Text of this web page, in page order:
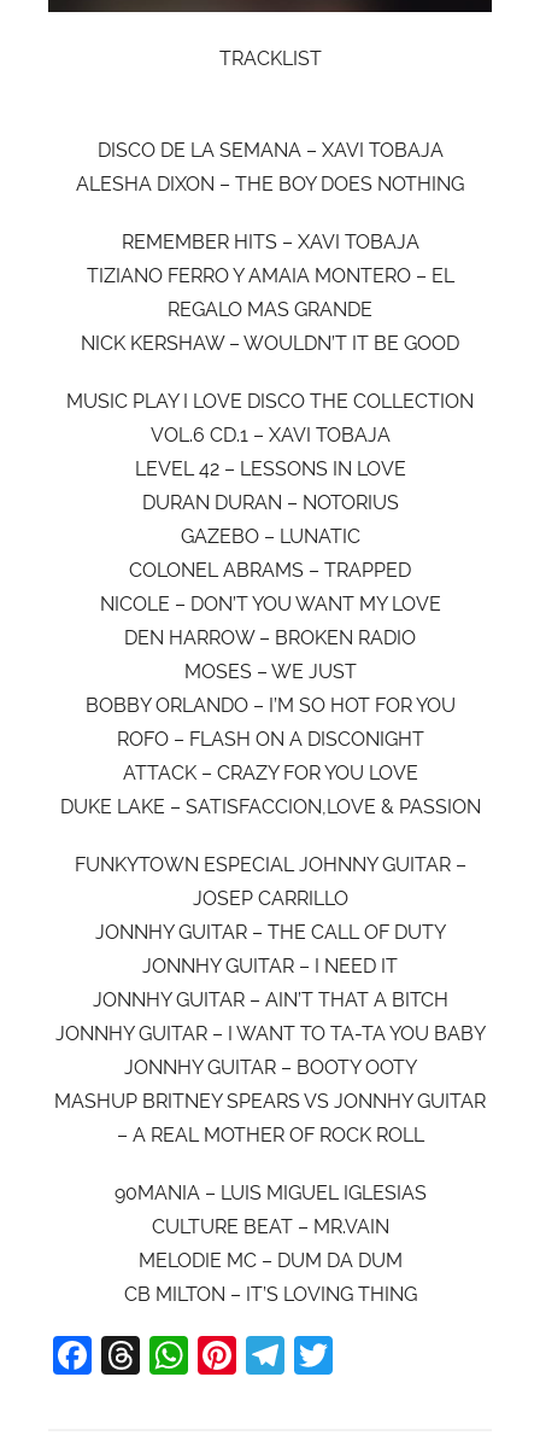
TRACKLIST
DISCO DE LA SEMANA – XAVI TOBAJA
ALESHA DIXON – THE BOY DOES NOTHING
REMEMBER HITS – XAVI TOBAJA
TIZIANO FERRO Y AMAIA MONTERO – EL
REGALO MAS GRANDE
NICK KERSHAW – WOULDN’T IT BE GOOD
MUSIC PLAY I LOVE DISCO THE COLLECTION
VOL.6 CD.1 – XAVI TOBAJA
LEVEL 42 – LESSONS IN LOVE
DURAN DURAN – NOTORIUS
GAZEBO – LUNATIC
COLONEL ABRAMS – TRAPPED
NICOLE – DON’T YOU WANT MY LOVE
DEN HARROW – BROKEN RADIO
MOSES – WE JUST
BOBBY ORLANDO – I’M SO HOT FOR YOU
ROFO – FLASH ON A DISCONIGHT
ATTACK – CRAZY FOR YOU LOVE
DUKE LAKE – SATISFACCION,LOVE & PASSION
FUNKYTOWN ESPECIAL JOHNNY GUITAR –
JOSEP CARRILLO
JONNHY GUITAR – THE CALL OF DUTY
JONNHY GUITAR – I NEED IT
JONNHY GUITAR – AIN’T THAT A BITCH
JONNHY GUITAR – I WANT TO TA-TA YOU BABY
JONNHY GUITAR – BOOTY OOTY
MASHUP BRITNEY SPEARS VS JONNHY GUITAR
– A REAL MOTHER OF ROCK ROLL
90MANIA – LUIS MIGUEL IGLESIAS
CULTURE BEAT – MR.VAIN
MELODIE MC – DUM DA DUM
CB MILTON – IT’S LOVING THING
F
T
W Pi
T